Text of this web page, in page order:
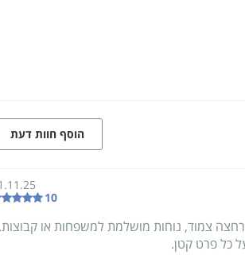
הוסף חוות דעת
10
צמוד, נוחות מושלמת למשפחות או קבוצות.
כל פרט קטן.